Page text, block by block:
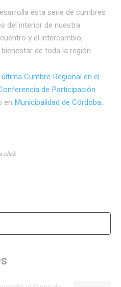
esta serie de cumbres
del interior de nuestra
y el intercambio,
de toda la región.
Cumbre Regional en el
de Participación
en Municipalidad de Córdoba..